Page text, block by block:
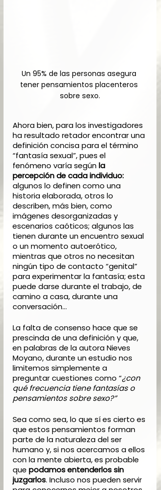
Un 95% de las personas asegura
tener pensamientos placenteros
sobre sexo.
Ahora bien, para los investigadores
ha resultado retador encontrar una
definición concisa para el término
“fantasía sexual”, pues el
fenómeno varía según la
percepción de cada individuo:
algunos lo definen como una
historia elaborada, otros lo
describen, más bien, como
imágenes desorganizadas y
escenarios caóticos; algunos las
tienen durante un encuentro sexual
o un momento autoerótico,
mientras que otros no necesitan
ningún tipo de contacto “genital”
para experimentar la fantasía; esta
puede darse durante el trabajo, de
camino a casa, durante una
conversación…
La falta de consenso hace que se
prescinda de una definición y que,
en palabras de la autora Nieves
Moyano, durante un estudio nos
limitemos simplemente a
preguntar cuestiones como “¿con
qué frecuencia tiene fantasías o
pensamientos sobre sexo?”
Sea como sea, lo que sí es cierto es
que estos pensamientos forman
parte de la naturaleza del ser
humano y, si nos acercamos a ellos
con la mente abierta, es probable
que podamos entenderlos sin
juzgarlos. Incluso nos pueden servir